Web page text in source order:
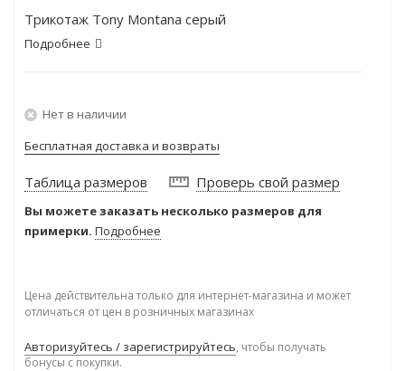
Трикотаж Tony Montana серый
Подробнее
Нет в наличии
Бесплатная доставка и возвраты
Таблица размеров Проверь свой размер
Вы можете заказать несколько размеров для
примерки. Подробнее
Цена действительна только для интернет-магазина и может
отличаться от цен в розничных магазинах
Авторизуйтесь / зарегистрируйтесь, чтобы получать
бонусы с покупки.